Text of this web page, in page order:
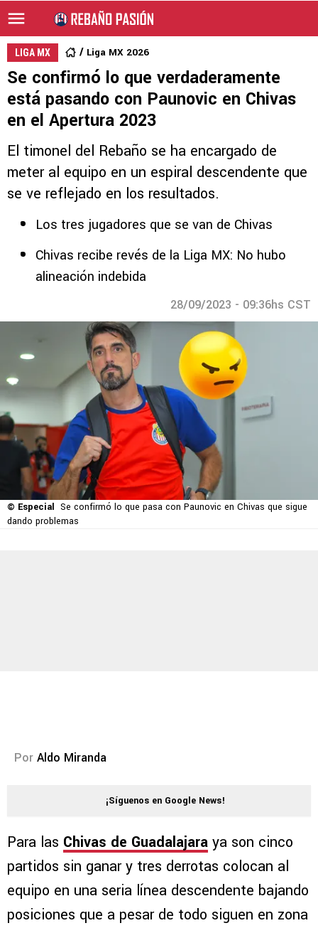
LIGA MX Liga MX 2026
Se confirmó lo que verdaderamente
está pasando con Paunovic en Chivas
en el Apertura 2023
El timonel del Rebaño se ha encargado de
meter al equipo en un espiral descendente que
se ve reflejado en los resultados.
Los tres jugadores que se van de Chivas
Chivas recibe revés de la Liga MX: No hubo
alineación indebida
28/09/2023 - 09:36hs CST
© Especial Se confirmó lo que pasa con Paunovic en Chivas que sigue
dando problemas
Por Aldo Miranda
¡Síguenos en Google News!
Para las Chivas de Guadalajara ya son cinco
partidos sin ganar y tres derrotas colocan al
equipo en una seria línea descendente bajando
posiciones que a pesar de todo siguen en zona